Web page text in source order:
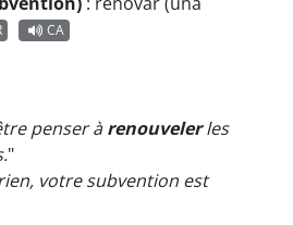
CA
penser àrenouvelerles
"
votre subvention est